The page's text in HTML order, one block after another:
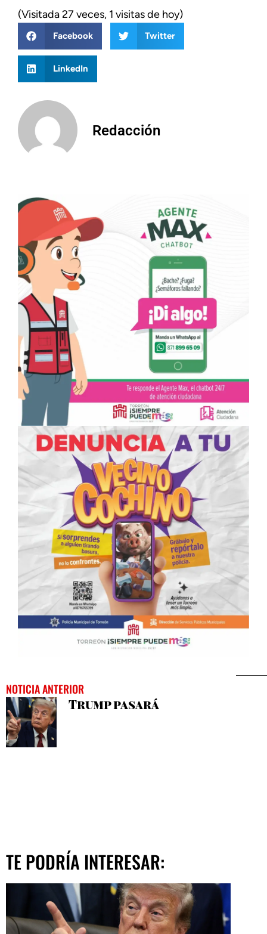
(Visitada 27 veces, 1 visitas de hoy)
Facebook Twitter
LinkedIn
Redacción
NOTICIA ANTERIOR
Trump pasará
TE PODRÍA INTERESAR: